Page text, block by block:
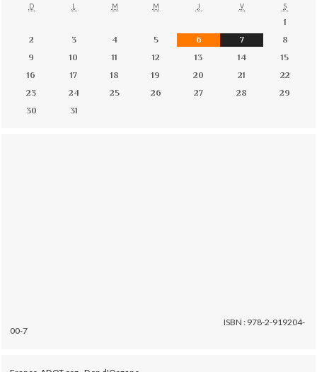
D L M M J V S
1
2
3 4 5 6 7
8
9
10 11 12 13 14
15
16
17 18 19 20 21
22
23
24 25 26 27 28
29
30
31
ISBN : 978-2-919204-
00-7